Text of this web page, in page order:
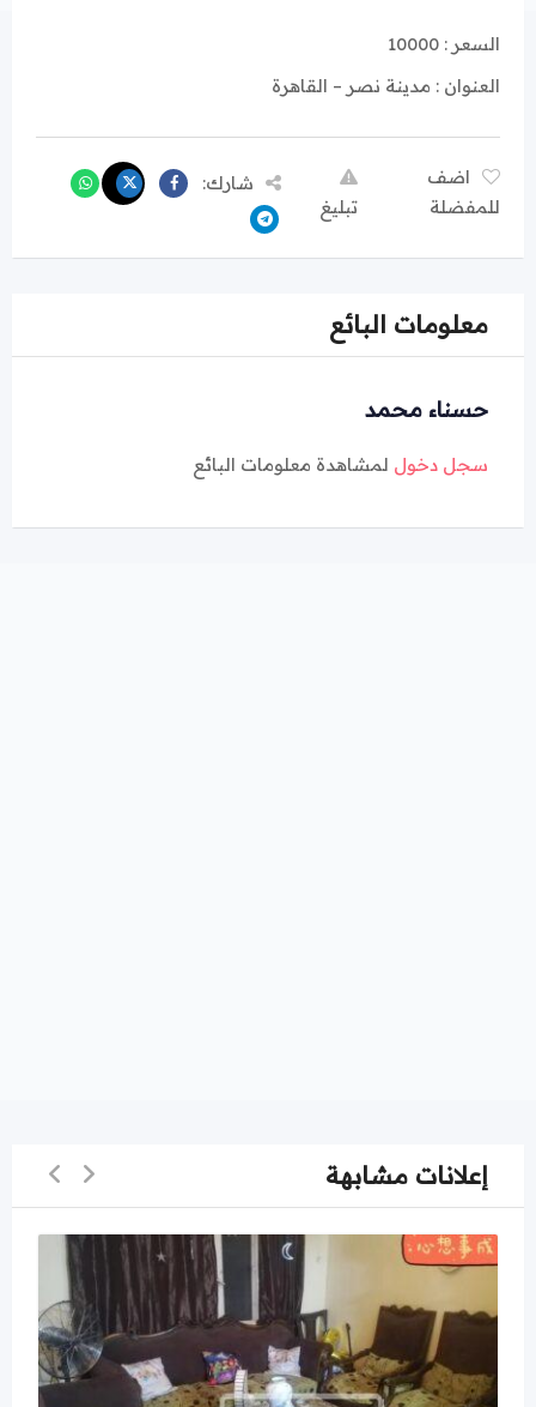
السعر : 10000
العنوان : مدينة نصر – القاهرة
اضف
للمفضلة
تبليغ
شارك:
معلومات البائع
حسناء محمد
سجل دخول لمشاهدة معلومات البائع
إعلانات مشابهة